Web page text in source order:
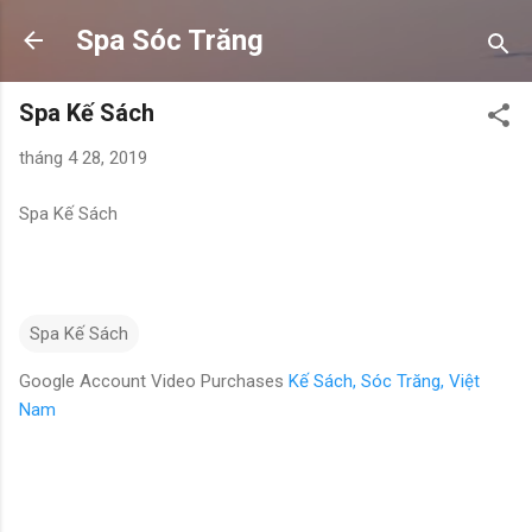
Chuyển đến nội dung chính
Spa Sóc Trăng
Spa Kế Sách
tháng 4 28, 2019
Spa Kế Sách
Spa Kế Sách
Google Account Video Purchases Kế Sách, Sóc Trăng, Việt
Nam